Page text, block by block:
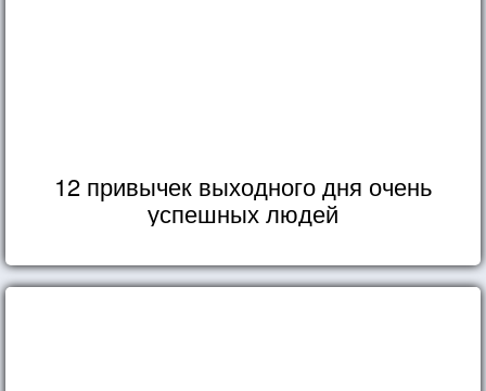
12 привычек выходного дня очень
успешных людей